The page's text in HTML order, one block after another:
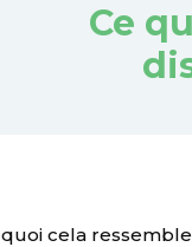
Ce
cela